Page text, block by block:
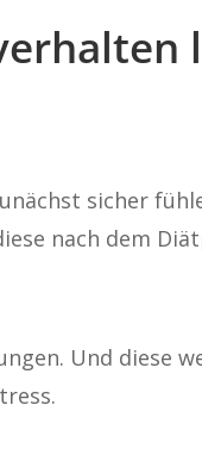
sicher
nach dem
Und diese